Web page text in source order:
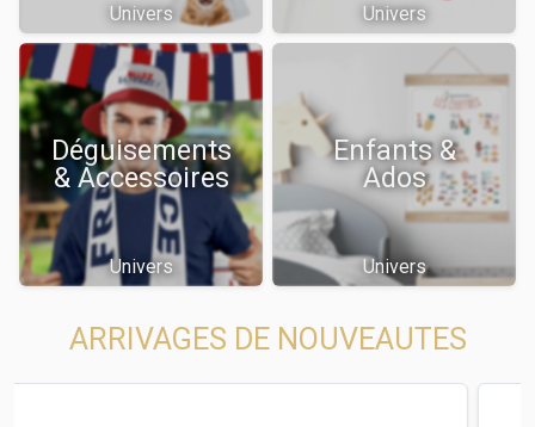
Univers Univers
Déguisements
& Accessoires
Univers
Enfants &
Ados
Univers
ARRIVAGES DE NOUVEAUTES